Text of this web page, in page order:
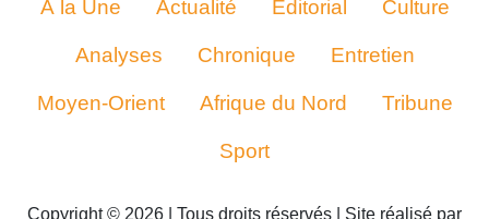
À la Une Actualité Éditorial Culture
Analyses Chronique Entretien
Moyen-Orient Afrique du Nord Tribune
Sport
Copyright © 2026 | Tous droits réservés | Site réalisé par